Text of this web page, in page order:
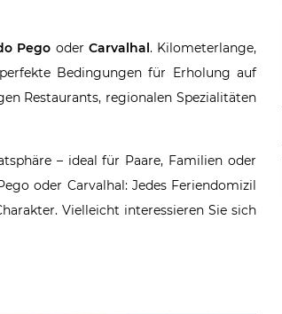
Pego oder Carvalhal. Kilometerlange,
Bedingungen für Erholung auf
Restaurants, regionalen Spezialitäten
– ideal für Paare, Familien oder
oder Carvalhal: Jedes Feriendomizil
Vielleicht interessieren Sie sich